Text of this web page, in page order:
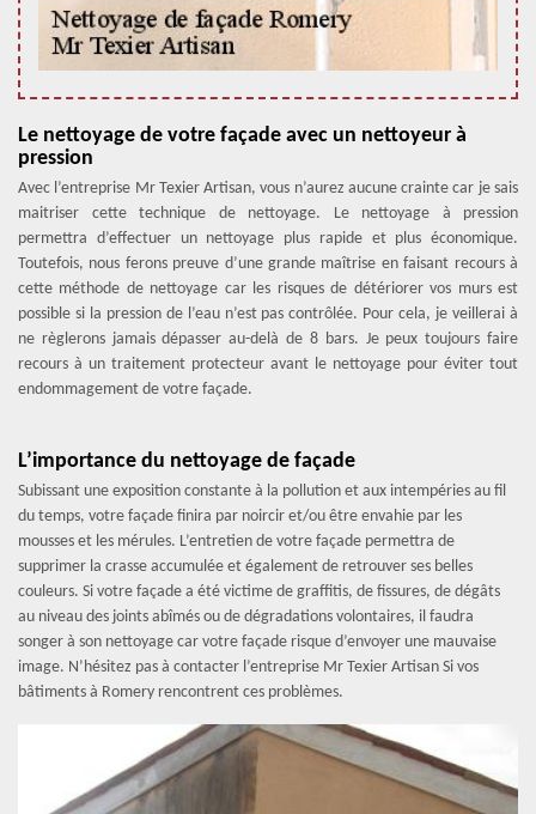
Le nettoyage de votre façade avec un nettoyeur à
pression
Avec l’entreprise Mr Texier Artisan, vous n’aurez aucune crainte car je sais
maitriser cette technique de nettoyage. Le nettoyage à pression
permettra d’effectuer un nettoyage plus rapide et plus économique.
Toutefois, nous ferons preuve d’une grande maîtrise en faisant recours à
cette méthode de nettoyage car les risques de détériorer vos murs est
possible si la pression de l’eau n’est pas contrôlée. Pour cela, je veillerai à
ne règlerons jamais dépasser au-delà de 8 bars. Je peux toujours faire
recours à un traitement protecteur avant le nettoyage pour éviter tout
endommagement de votre façade.
L’importance du nettoyage de façade
Subissant une exposition constante à la pollution et aux intempéries au fil
du temps, votre façade finira par noircir et/ou être envahie par les
mousses et les mérules. L’entretien de votre façade permettra de
supprimer la crasse accumulée et également de retrouver ses belles
couleurs. Si votre façade a été victime de graffitis, de fissures, de dégâts
au niveau des joints abîmés ou de dégradations volontaires, il faudra
songer à son nettoyage car votre façade risque d’envoyer une mauvaise
image. N’hésitez pas à contacter l’entreprise Mr Texier Artisan Si vos
bâtiments à Romery rencontrent ces problèmes.